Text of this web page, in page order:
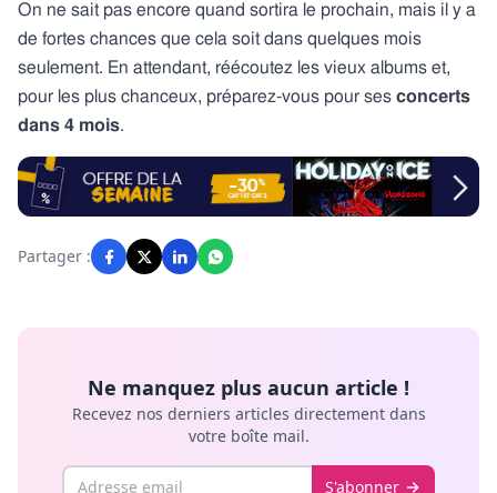
On ne sait pas encore quand sortira le prochain, mais il y a
de fortes chances que cela soit dans quelques mois
seulement. En attendant, réécoutez les vieux albums et,
pour les plus chanceux, préparez-vous pour ses concerts
dans 4 mois.
Partager :
Ne manquez plus aucun article !
Recevez nos derniers articles directement dans
votre boîte mail.
Email S'abonner